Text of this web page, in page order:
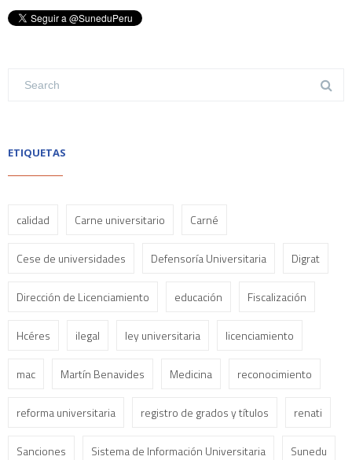
ETIQUETAS
calidad Carne universitario Carné
Cese de universidades Defensoría Universitaria Digrat
Dirección de Licenciamiento educación Fiscalización
Hcéres ilegal ley universitaria licenciamiento
mac Martín Benavides Medicina reconocimiento
reforma universitaria registro de grados y títulos renati
Sanciones Sistema de Información Universitaria Sunedu